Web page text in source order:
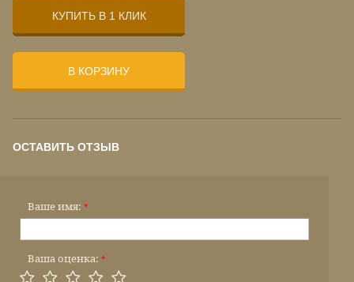
КУПИТЬ В 1 КЛИК
В КОРЗИНУ
ОСТАВИТЬ ОТЗЫВ
Ваше имя: *
Ваша оценка: *